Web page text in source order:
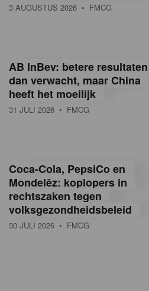
3 AUGUSTUS 2026 • FMCG
AB InBev: betere resultaten
dan verwacht, maar China
heeft het moeilijk
31 JULI 2026 • FMCG
Coca-Cola, PepsiCo en
Mondelēz: koplopers in
rechtszaken tegen
volksgezondheidsbeleid
30 JULI 2026 • FMCG